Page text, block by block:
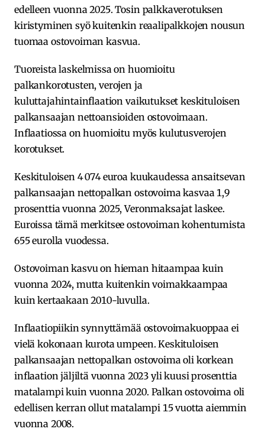
edelleen vuonna 2025. Tosin palkkaverotuksen
kiristyminen syö kuitenkin reaalipalkkojen nousun
tuomaa ostovoiman kasvua.
Tuoreista laskelmissa on huomioitu
palkankorotusten, verojen ja
kuluttajahintainflaation vaikutukset keskituloisen
palkansaajan nettoansioiden ostovoimaan.
Inflaatiossa on huomioitu myös kulutusverojen
korotukset.
Keskituloisen 4 074 euroa kuukaudessa ansaitsevan
palkansaajan nettopalkan ostovoima kasvaa 1,9
prosenttia vuonna 2025, Veronmaksajat laskee.
Euroissa tämä merkitsee ostovoiman kohentumista
655 eurolla vuodessa.
Ostovoiman kasvu on hieman hitaampaa kuin
vuonna 2024, mutta kuitenkin voimakkaampaa
kuin kertaakaan 2010-luvulla.
Inflaatiopiikin synnyttämää ostovoimakuoppaa ei
vielä kokonaan kurota umpeen. Keskituloisen
palkansaajan nettopalkan ostovoima oli korkean
inflaation jäljiltä vuonna 2023 yli kuusi prosenttia
matalampi kuin vuonna 2020. Palkan ostovoima oli
edellisen kerran ollut matalampi 15 vuotta aiemmin
vuonna 2008.